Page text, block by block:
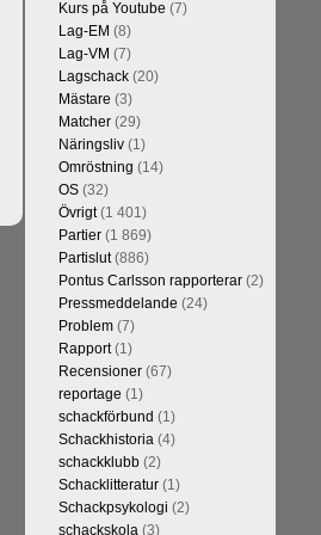
Kurs på Youtube (7)
Lag-EM (8)
Lag-VM (7)
Lagschack(20)
Mästare (3)
Matcher(29)
Näringsliv(1)
Omröstning (14)
OS(32)
Övrigt(1 401)
Partier(1 869)
Partislut(886)
Pontus Carlsson rapporterar(2)
Pressmeddelande (24)
Problem(7)
Rapport(1)
Recensioner(67)
reportage (1)
schackförbund (1)
Schackhistoria(4)
schackklubb(2)
Schacklitteratur(1)
Schackpsykologi (2)
schackskola(3)